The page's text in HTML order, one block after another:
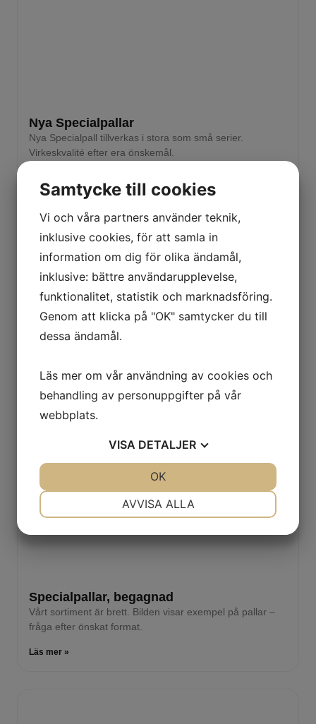
Nya Specialpallar
Nya Specialpall tillverkas i stora som små serier.
Virkeskvalité efter era önskemål.
Specialpallar, begagnad
Vårt sortiment är brett. Bilden visar exempel på pallar –
fråga efter önskat format.
Läs mer »
Samtycke till cookies
Vi och våra partners använder teknik,
inklusive cookies, för att samla in
information om dig för olika ändamål,
inklusive: bättre användarupplevelse,
funktionalitet, statistik och marknadsföring.
Genom att klicka på "OK" samtycker du till
dessa ändamål.
Läs mer om vår användning av cookies och
behandling av personuppgifter på vår
webbplats.
VISA DETALJER
AVVISA ALLA
OK